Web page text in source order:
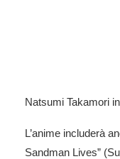
Natsumi Takamori
L’anime includerà
Sandman Lives”